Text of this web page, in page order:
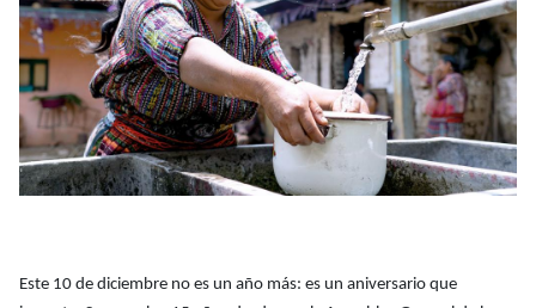
Este 10 de diciembre no es un año más: es un aniversario que